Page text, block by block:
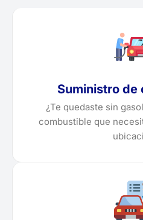
Suministro de
¿Te quedaste sin
combustible que